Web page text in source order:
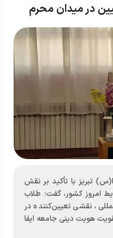
در میدان محرم
تبریز با تأکید بر نقش
امروز کشور، گفت: طلاب
نقشی تعیین‌کننده در
هویت دینی جامعه ایفا